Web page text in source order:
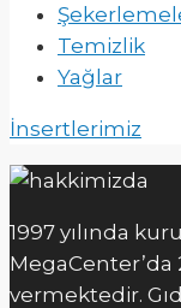
Temizlik
Yağlar
İnsertlerimiz
1997 yılında
MegaCenter’da
vermektedir.